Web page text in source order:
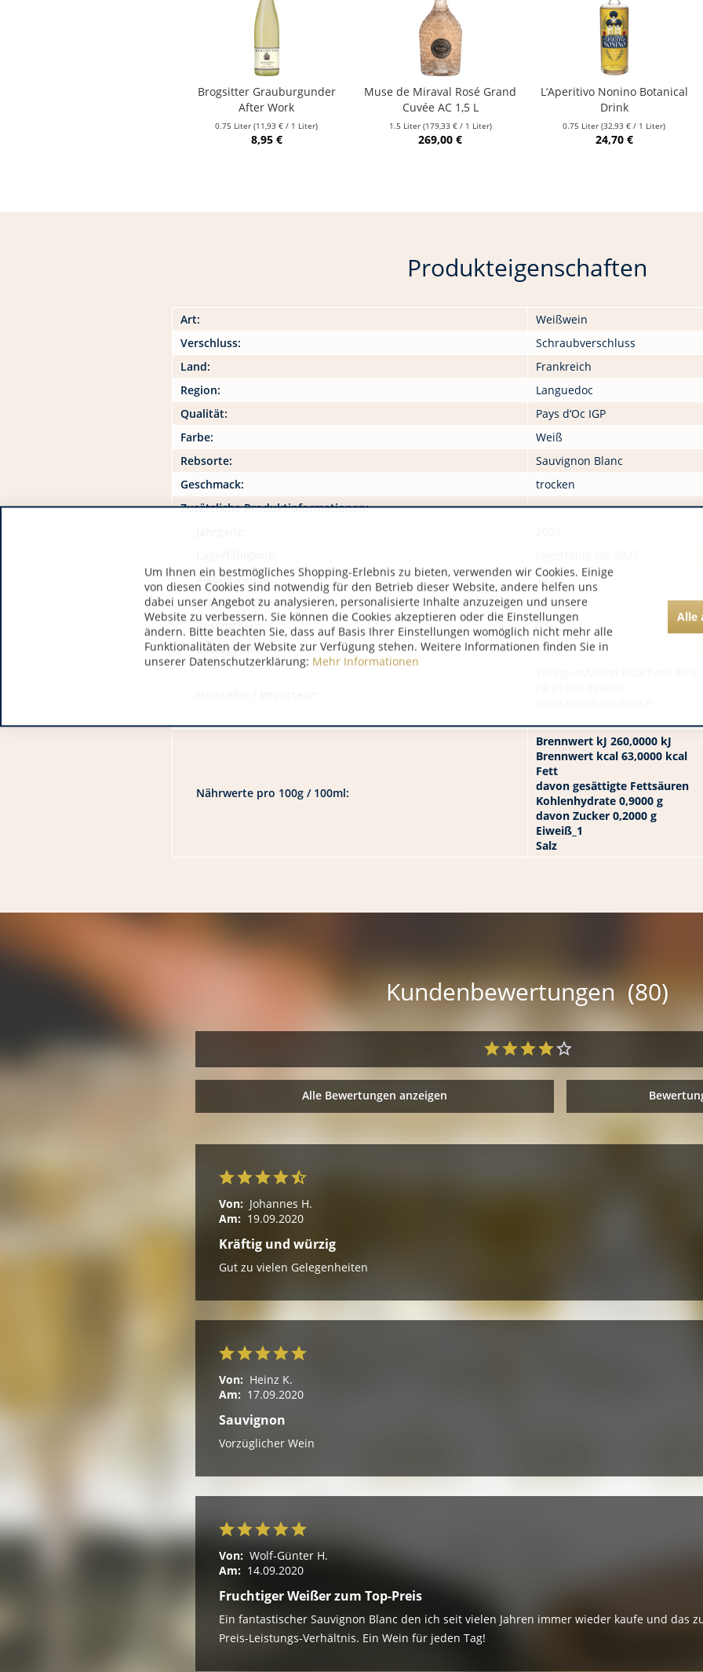
Brogsitter Grauburgunder
After Work
0.75 Liter(11,93 € / 1 Liter)
8,95 €
Muse de Miraval Rosé Grand
Cuvée AC 1,5 L
1.5 Liter (179,33 € / 1 Liter)
269,00 €
L‘Aperitivo Nonino Botanical
Drink
0.75 Liter(32,93 € / 1 Liter)
24,70 €
Produkteigenschaften
Art:
Weißwein
Verschluss:
Schraubverschluss
Land:
Frankreich
Region:
Languedoc
Qualität:
Pays d‘Oc IGP
Farbe:
Weiß
Rebsorte:
Sauvignon Blanc
Geschmack:
trocken
Zusätzliche Produktinformationen:
Alkoholgehalt:
12,03
Art / Bezeichnung:
579
Restzucker:
0,66
Säuregehalt:
4,95
Nährwerte pro 100g / 100ml:
Brennwert kJ 260,0000 kJ
Brennwert kcal 63,0000 kcal
Fett
davon gesättigte Fettsäuren
Kohlenhydrate 0,9000 g
davon Zucker 0,2000 g
Eiweiß_1
Salz
Kundenbewertungen (80)
Alle Bewertungen anzeigen
Von: Johannes H.
Am: 19.09.2020
Kräftig und würzig
Gut zu vielen Gelegenheiten
Von: Heinz K.
Am: 17.09.2020
Sauvignon
Vorzüglicher Wein
Von: Wolf-Günter H.
Am: 14.09.2020
Fruchtiger Weißer zum Top-Preis
Ein fantastischer Sauvignon Blanc den ich seit vielen Jahren immer wieder kaufe und das
Preis-Leistungs-Verhältnis. Ein Wein für jeden Tag!
Um Ihnen ein bestmögliches Shopping-Erlebnis zu bieten, verwenden wir Cookies. Einige
von diesen Cookies sind notwendig für den Betrieb dieser Website, andere helfen uns
dabei unser Angebot zu analysieren, personalisierte Inhalte anzuzeigen und unsere
Website zu verbessern. Sie können die Cookies akzeptieren oder die Einstellungen
ändern. Bitte beachten Sie, dass auf Basis Ihrer Einstellungen womöglich nicht mehr alle
Funktionalitäten der Website zur Verfügung stehen. Weitere Informationen finden Sie in
unserer Datenschutzerklärung: Mehr Informationen
Alle